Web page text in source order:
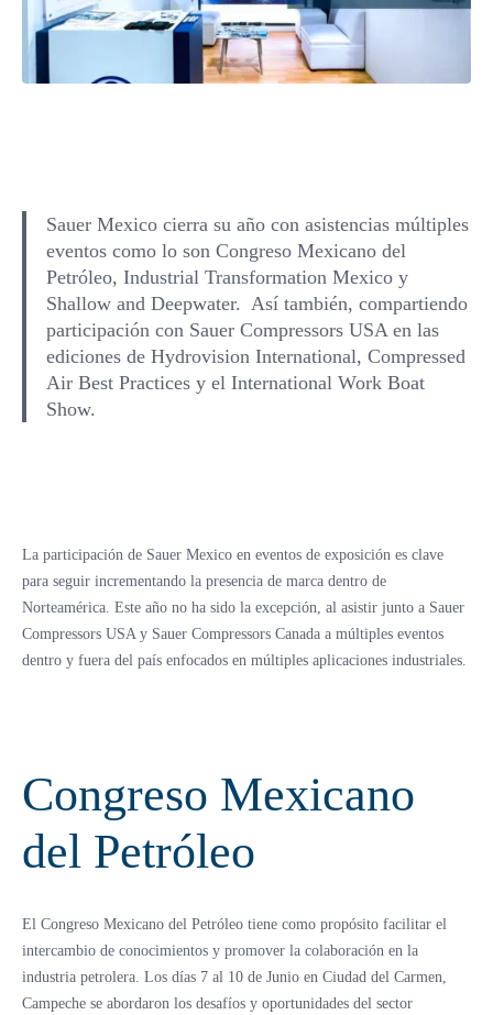
Sauer Mexico cierra su año con asistencias múltiples
eventos como lo son Congreso Mexicano del
Petróleo, Industrial Transformation Mexico y
Shallow and Deepwater. Así también, compartiendo
participación con Sauer Compressors USA en las
ediciones de Hydrovision International, Compressed
Air Best Practices y el International Work Boat
Show.
La participación de Sauer Mexico en eventos de exposición es clave
para seguir incrementando la presencia de marca dentro de
Norteamérica. Este año no ha sido la excepción, al asistir junto a Sauer
Compressors USA y Sauer Compressors Canada a múltiples eventos
dentro y fuera del país enfocados en múltiples aplicaciones industriales.
Congreso Mexicano
del Petróleo
El Congreso Mexicano del Petróleo tiene como propósito facilitar el
intercambio de conocimientos y promover la colaboración en la
industria petrolera. Los días 7 al 10 de Junio en Ciudad del Carmen,
Campeche se abordaron los desafíos y oportunidades del sector